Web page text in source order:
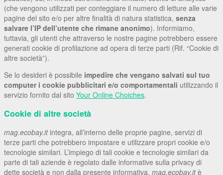
(che vengono utilizzati per conteggiare il numero di letture alle varie
pagine del sito e/o per altre finalità di natura statistica, senza
salvare l’IP dell’utente che rimane anonimo). Informiamo,
tuttavia, gli utenti che attraverso le nostre pagine potrebbero essere
generati cookie di profilazione ad opera di terze parti (Rif. “Cookie di
altre società”).
Se lo desideri è possibile impedire che vengano salvati sul tuo
computer i cookie pubblicitari e/o comportamentali utilizzando il
servizio fornito dal sito Your Online Choiches.
Cookie di altre società
mag.ecobay.itintegra, all’interno delle proprie pagine, servizi di
terze parti che potrebbero impostare e utilizzare propri cookie e/o
tecnologie similari. L’impiego di tali cookie e tecnologie similari da
parte di tali aziende è regolato dalle informative sulla privacy di
dette società e non dalla presente informativa. mag.ecobay.itè